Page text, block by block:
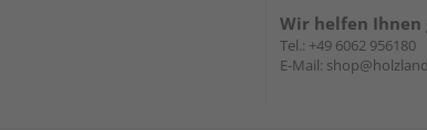
Wir helfen Ihnen
Tel.: +49 6062 956180
E-Mail: